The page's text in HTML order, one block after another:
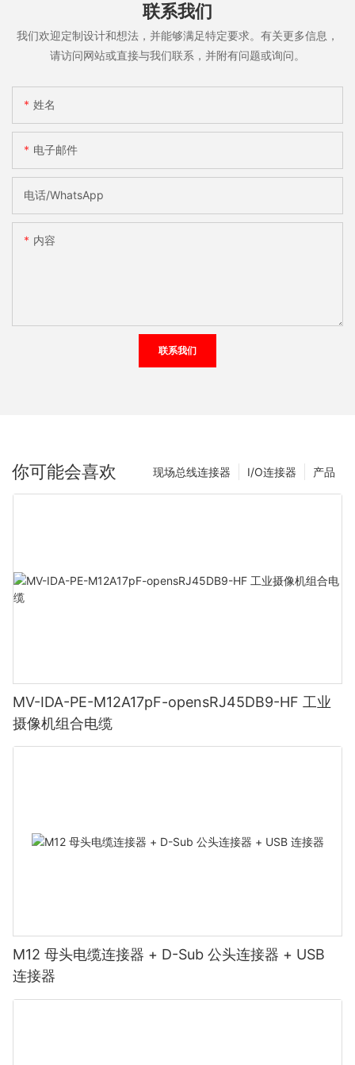
联系我们
我们欢迎定制设计和想法，并能够满足特定要求。有关更多信息，
请访问网站或直接与我们联系，并附有问题或询问。
姓名
电子邮件
电话/WhatsApp
内容
联系我们
你可能会喜欢 产品
I/O连接器
现场总线连接器
MV-IDA-PE-M12A17pF-opensRJ45DB9-HF 工业
摄像机组合电缆
M12 母头电缆连接器 + D-Sub 公头连接器 + USB
连接器